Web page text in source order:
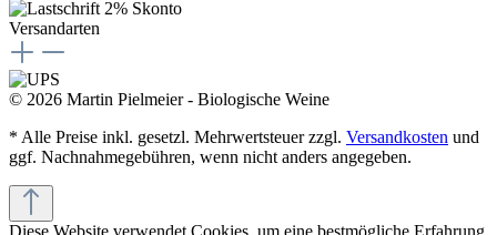
Versandarten
© 2026 Martin Pielmeier - Biologische Weine
* Alle Preise inkl. gesetzl. Mehrwertsteuer zzgl. Versandkosten und
ggf. Nachnahmegebühren, wenn nicht anders angegeben.
Diese Website verwendet Cookies, um eine bestmögliche Erfahrung